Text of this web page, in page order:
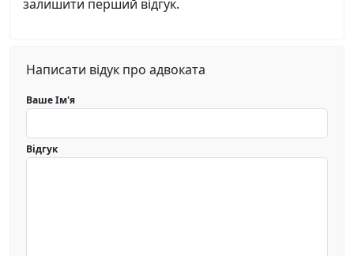
залишити перший відгук.
Написати відук про адвоката
Ваше Ім'я
Відгук